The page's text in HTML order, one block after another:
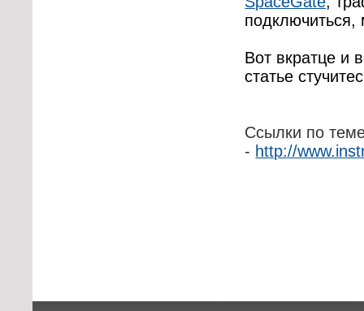
Вот вкратце и
статье
Ссылки по
- http://